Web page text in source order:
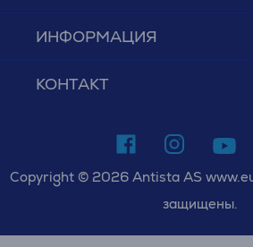
ИНФОРМАЦИЯ
КОНТАКТ
Copyright © 2026 Antista AS
защищены.